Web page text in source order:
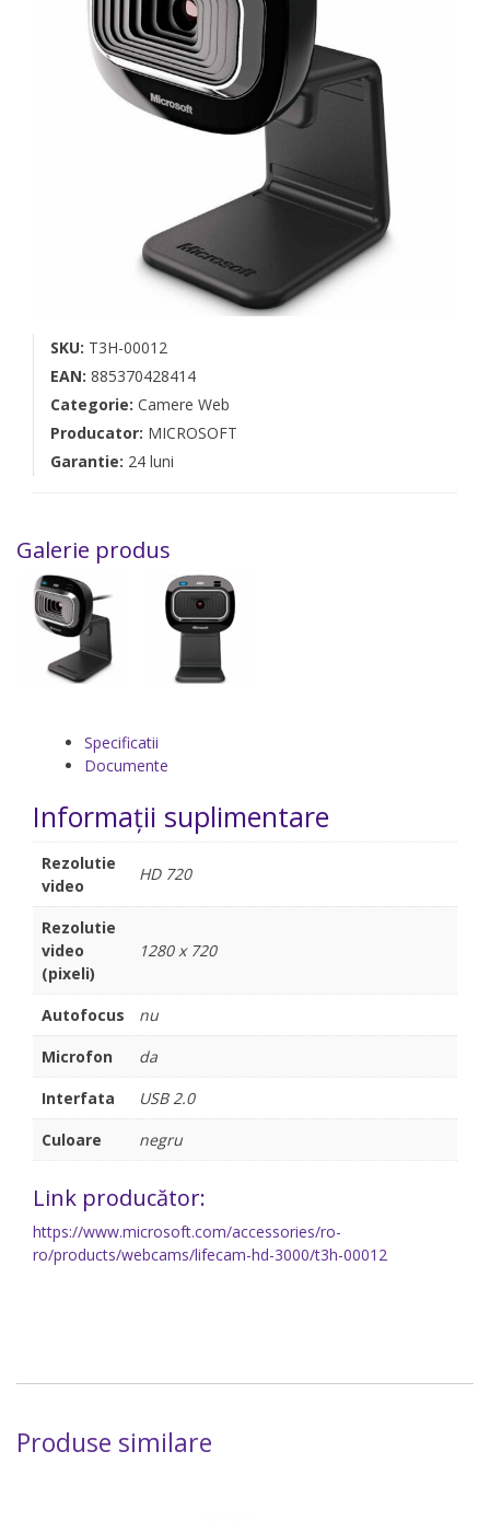
SKU: T3H-00012
EAN: 885370428414
Categorie: Camere Web
Producator: MICROSOFT
Garantie: 24 luni
Galerie produs
Specificatii
Documente
Informații suplimentare
Rezolutie
video
HD 720
Rezolutie
video
(pixeli)
1280 x 720
Autofocus
nu
Microfon
da
Interfata
USB 2.0
Culoare
negru
Link producător:
https://www.microsoft.com/accessories/ro-
ro/products/webcams/lifecam-hd-3000/t3h-00012
Produse similare